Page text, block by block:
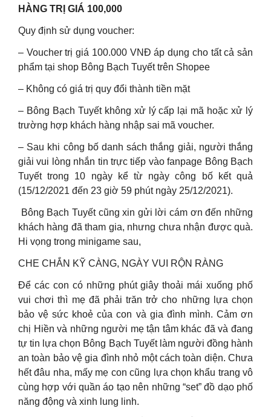
HÀNG TRỊ GIÁ 100,000
Quy định sử dụng voucher:
– Voucher trị giá 100.000 VNĐ áp dụng cho tất cả sản
phẩm tại shop Bông Bạch Tuyết trên Shopee
– Không có giá trị quy đổi thành tiền mặt
– Bông Bạch Tuyết không xử lý cấp lại mã hoặc xử lý
trường hợp khách hàng nhập sai mã voucher.
– Sau khi công bố danh sách thắng giải, người thắng
giải vui lòng nhắn tin trực tiếp vào fanpage Bông Bạch
Tuyết trong 10 ngày kể từ ngày công bố kết quả
(15/12/2021 đến 23 giờ 59 phút ngày 25/12/2021).
️ Bông Bạch Tuyết cũng xin gửi lời cám ơn đến những
khách hàng đã tham gia, nhưng chưa nhận được quà.
Hi vọng trong minigame sau,
CHE CHẮN KỸ CÀNG, NGÀY VUI RỘN RÀNG
Để các con có những phút giây thoải mái xuống phố
vui chơi thì mẹ đã phải trăn trở cho những lựa chọn
bảo vệ sức khoẻ của con và gia đình mình. Cảm ơn
chị Hiền và những người mẹ tận tâm khác đã và đang
tự tin lựa chọn Bông Bạch Tuyết làm người đồng hành
an toàn bảo vệ gia đình nhỏ một cách toàn diện. Chưa
hết đâu nha, mấy mẹ con cũng lựa chọn khẩu trang vô
cùng hợp với quần áo tạo nên những “set” đồ dạo phố
năng động và xinh lung linh.